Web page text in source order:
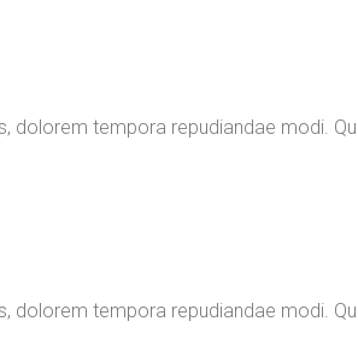
tempora repudiandae modi.
tempora repudiandae modi.